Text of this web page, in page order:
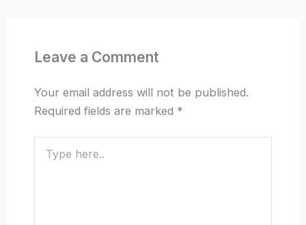
Leave a Comment
Your email address will not be published.
Required fields are marked *
here..